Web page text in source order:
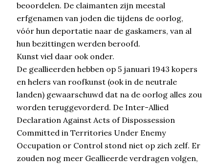
beoordelen. De claimanten zijn meestal
erfgenamen van joden die tijdens de oorlog,
vóór hun deportatie naar de gaskamers, van al
hun bezittingen werden beroofd.
Kunst viel daar ook onder.
De geallieerden hebben op 5 januari 1943 kopers
en helers van roofkunst (ook in de neutrale
landen) gewaarschuwd dat na de oorlog alles zou
worden teruggevorderd. De Inter-Allied
Declaration Against Acts of Dispossession
Committed in Territories Under Enemy
Occupation or Control stond niet op zich zelf. Er
zouden nog meer Geallieerde verdragen volgen,